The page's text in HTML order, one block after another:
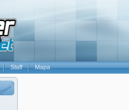
Staff Mapa